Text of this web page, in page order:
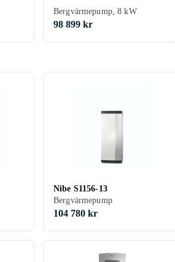
Bergvärmepump, 8 kW
98 899 kr
Nibe S1156-13
Bergvärmepump
104 780 kr